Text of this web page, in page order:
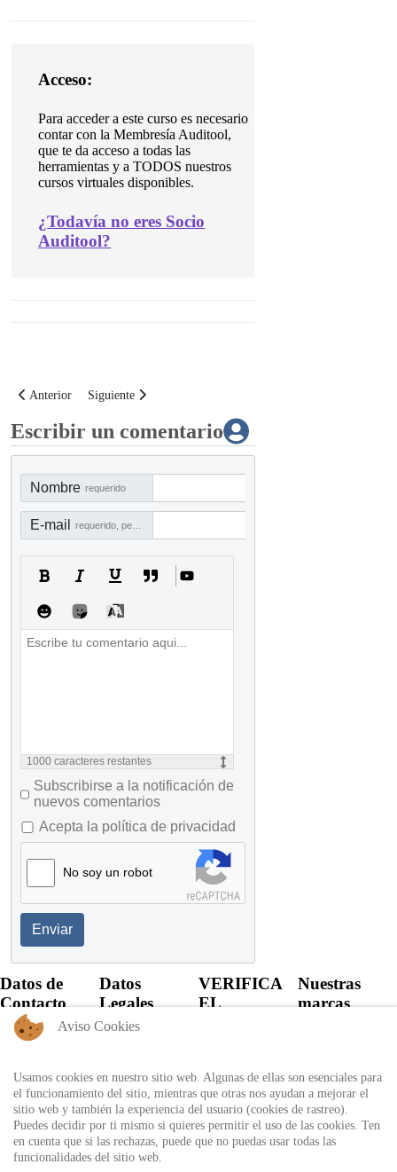
Acceso:
Para acceder a este curso es necesario
contar con la Membresía Auditool,
que te da acceso a todas las
herramientas y a TODOS nuestros
cursos virtuales disponibles.
¿Todavía no eres Socio
Auditool?
Artículo anterior: Curso Virtual: Prevención del fraude laboral en las
Anterior Artículo siguiente: 💻 Master Class: Evaluación del riesgo de
Siguiente
Escribir un comentario
Nombre requerido
E-mail
1000 caracteres restantes
Subscribirse a la notificación de
nuevos comentarios
Acepta la política de privacidad
No soy un robot
Enviar
Datos de
Contacto
+57 60 1
6818530
+57 311
8666327 - 323
6964227
info@auditool.org
Datos
Legales
Política de
Uso
Autorización
de
tratamiento
VERIFICA
EL
certificado
expedido por
Auditool usando
el ID único
Nuestras
marcas
Aviso Cookies
Usamos cookies en nuestro sitio web. Algunas de ellas son esenciales para
el funcionamiento del sitio, mientras que otras nos ayudan a mejorar el
sitio web y también la experiencia del usuario (cookies de rastreo).
Puedes decidir por ti mismo si quieres permitir el uso de las cookies. Ten
en cuenta que si las rechazas, puede que no puedas usar todas las
funcionalidades del sitio web.